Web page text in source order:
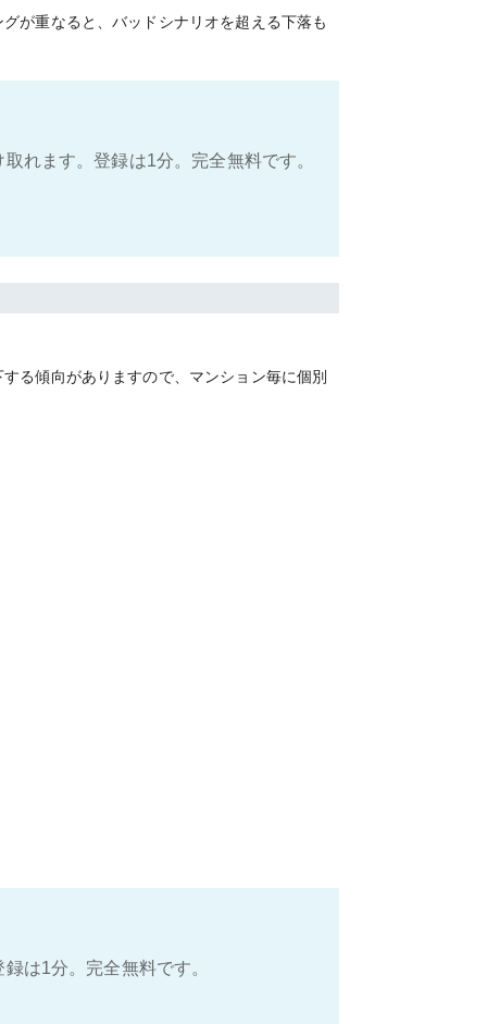
が重なると、バッドシナリオを超える下落も
れます。登録は1分。完全無料です。
る傾向がありますので、マンション毎に個別
は1分。完全無料です。